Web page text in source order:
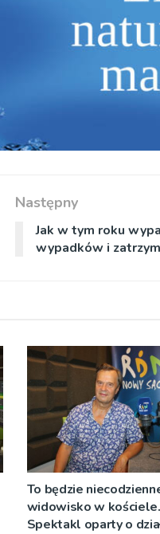
Następny
Jak w tym roku
wypadków i
To będzie
widowisko w kościele.
Spektakl oparty o